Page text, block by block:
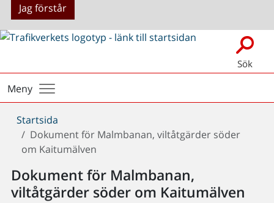
Jag förstår
Sök
Meny
Du
är
här:
Startsida
Dokument för Malmbanan, viltåtgärder söder
om Kaitumälven
Dokument för Malmbanan,
viltåtgärder söder om Kaitumälven